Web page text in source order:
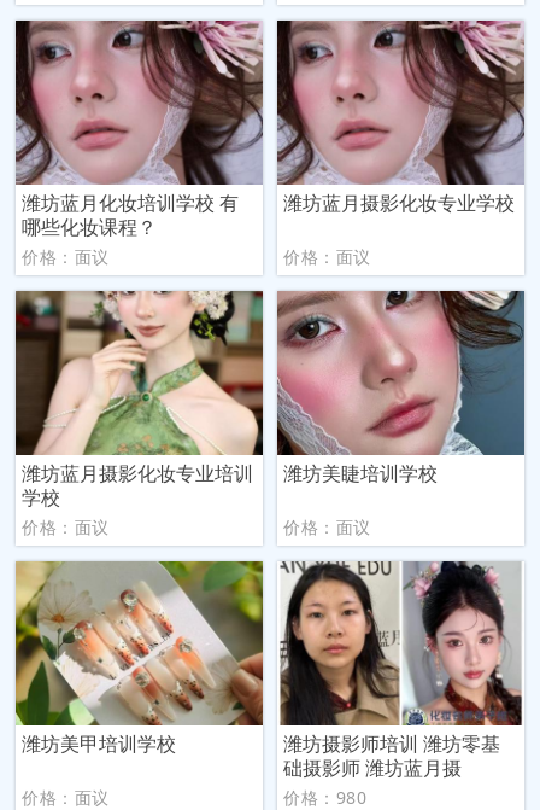
潍坊蓝月化妆培训学校 有
哪些化妆课程？
价格：面议
潍坊蓝月摄影化妆专业学校
价格：面议
潍坊蓝月摄影化妆专业培训
学校
价格：面议
潍坊美睫培训学校
价格：面议
潍坊美甲培训学校
价格：面议
潍坊摄影师培训 潍坊零基
础摄影师 潍坊蓝月摄
价格：980